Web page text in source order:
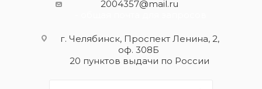
2004357@mail.ru
г. Челябинск, Проспект Ленина, 2,
оф. 308Б
20 пунктов выдачи по России